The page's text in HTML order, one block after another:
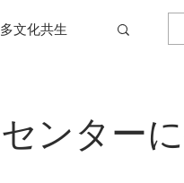
多文化共生
ンター